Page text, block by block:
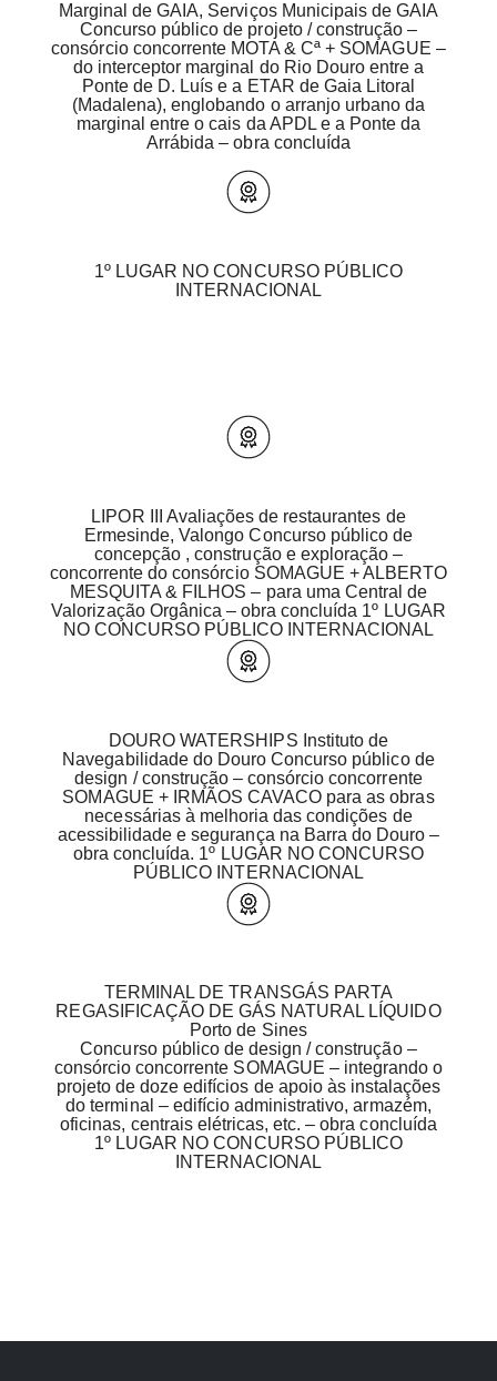
Marginal de GAIA, Serviços Municipais de GAIA
Concurso público de projeto / construção –
consórcio concorrente MOTA & Cª + SOMAGUE –
do interceptor marginal do Rio Douro entre a
Ponte de D. Luís e a ETAR de Gaia Litoral
(Madalena), englobando o arranjo urbano da
marginal entre o cais da APDL e a Ponte da
Arrábida – obra concluída
1º LUGAR NO CONCURSO PÚBLICO
INTERNACIONAL
LIPOR III Avaliações de restaurantes de
Ermesinde, Valongo Concurso público de
concepção , construção e exploração –
concorrente do consórcio SOMAGUE + ALBERTO
MESQUITA & FILHOS – para uma Central de
Valorização Orgânica – obra concluída 1º LUGAR
NO CONCURSO PÚBLICO INTERNACIONAL
DOURO WATERSHIPS Instituto de
Navegabilidade do Douro Concurso público de
design / construção – consórcio concorrente
SOMAGUE + IRMÃOS CAVACO para as obras
necessárias à melhoria das condições de
acessibilidade e segurança na Barra do Douro –
obra concluída. 1º LUGAR NO CONCURSO
PÚBLICO INTERNACIONAL
TERMINAL DE TRANSGÁS PARTA
REGASIFICAÇÃO DE GÁS NATURAL LÍQUIDO
Porto de Sines
Concurso público de design / construção –
consórcio concorrente SOMAGUE – integrando o
projeto de doze edifícios de apoio às instalações
do terminal – edifício administrativo, armazém,
oficinas, centrais elétricas, etc. – obra concluída
1º LUGAR NO CONCURSO PÚBLICO
INTERNACIONAL